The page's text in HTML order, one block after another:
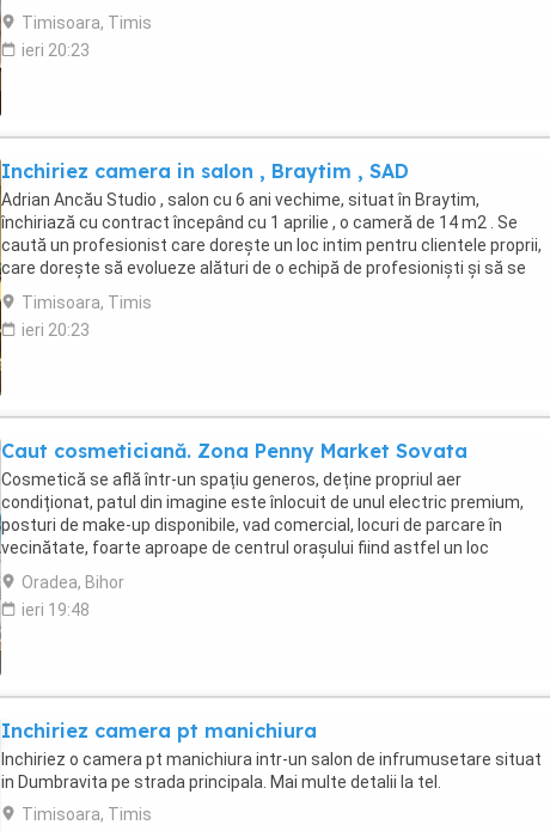
întâlnim ...
Timisoara, Timis
ieri 20:23
Inchiriez camera in salon , Braytim , SAD
Adrian Ancău Studio , salon cu 6 ani vechime, situat în Braytim,
închiriază cu contract începând cu 1 aprilie , o cameră de 14 m2 . Se
caută un profesionist care dorește un loc intim pentru clientele proprii,
care dorește să evolueze alături de o echipă de profesioniști și să se
dezvolte în voie ...
Timisoara, Timis
ieri 20:23
Caut cosmeticiană. Zona Penny Market Sovata
Cosmetică se află într-un spațiu generos, deține propriul aer
condiționat, patul din imagine este înlocuit de unul electric premium,
posturi de make-up disponibile, vad comercial, locuri de parcare în
vecinătate, foarte aproape de centrul orașului fiind astfel un loc
atrăgător pentru clienti din tot ...
Oradea, Bihor
ieri 19:48
Inchiriez camera pt manichiura
Inchiriez o camera pt manichiura intr-un salon de infrumusetare situat
in Dumbravita pe strada principala. Mai multe detalii la tel.
Timisoara, Timis